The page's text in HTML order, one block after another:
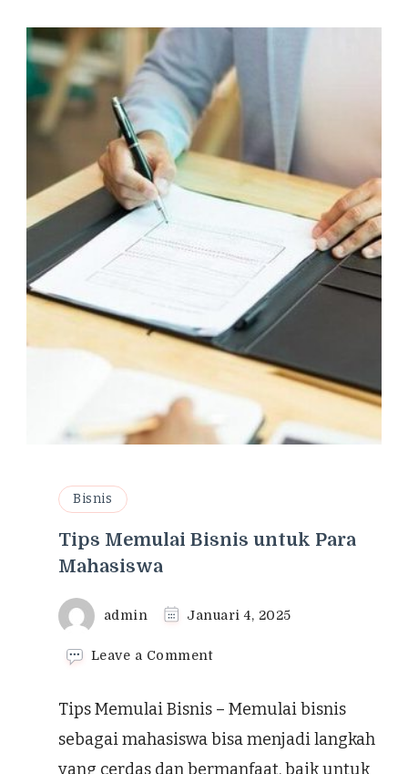
Bisnis
Tips Memulai Bisnis untuk Para
Mahasiswa
admin Januari 4, 2025
Leave a Commenton
Bisnis
untuk
Mahasiswa
Tips Memulai Bisnis – Memulai bisnis
sebagai mahasiswa bisa menjadi langkah
yang cerdas dan bermanfaat, baik untuk